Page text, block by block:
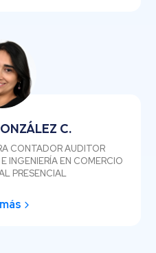
C.
CONTADOR AUDITOR
INGENIERÍA EN COMERCIO
PRESENCIAL